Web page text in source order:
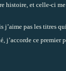
histoire, et celle-ci
j’aime pas les titres
j’accorde ce premier